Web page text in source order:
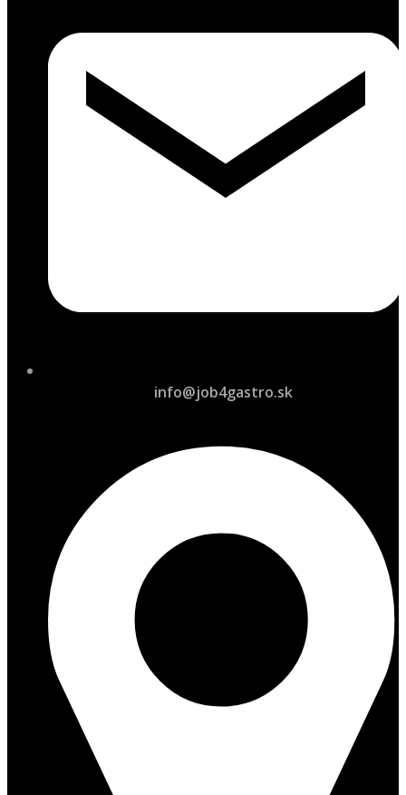
info@job4gastro.sk